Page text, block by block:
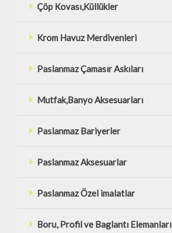
Çöp Kovası,Küllükler
Krom Havuz Merdivenleri
Paslanmaz Çamasır Askıları
Mutfak,Banyo Aksesuarları
Paslanmaz Bariyerler
Paslanmaz Aksesuarlar
Paslanmaz Özel imalatlar
Boru, Profil ve Baglantı Elemanları